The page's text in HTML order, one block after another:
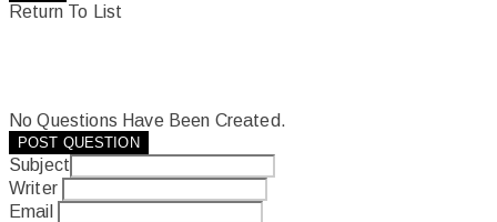
Return To List
No Questions Have Been Created.
POST QUESTION
Subject
Writer
Email